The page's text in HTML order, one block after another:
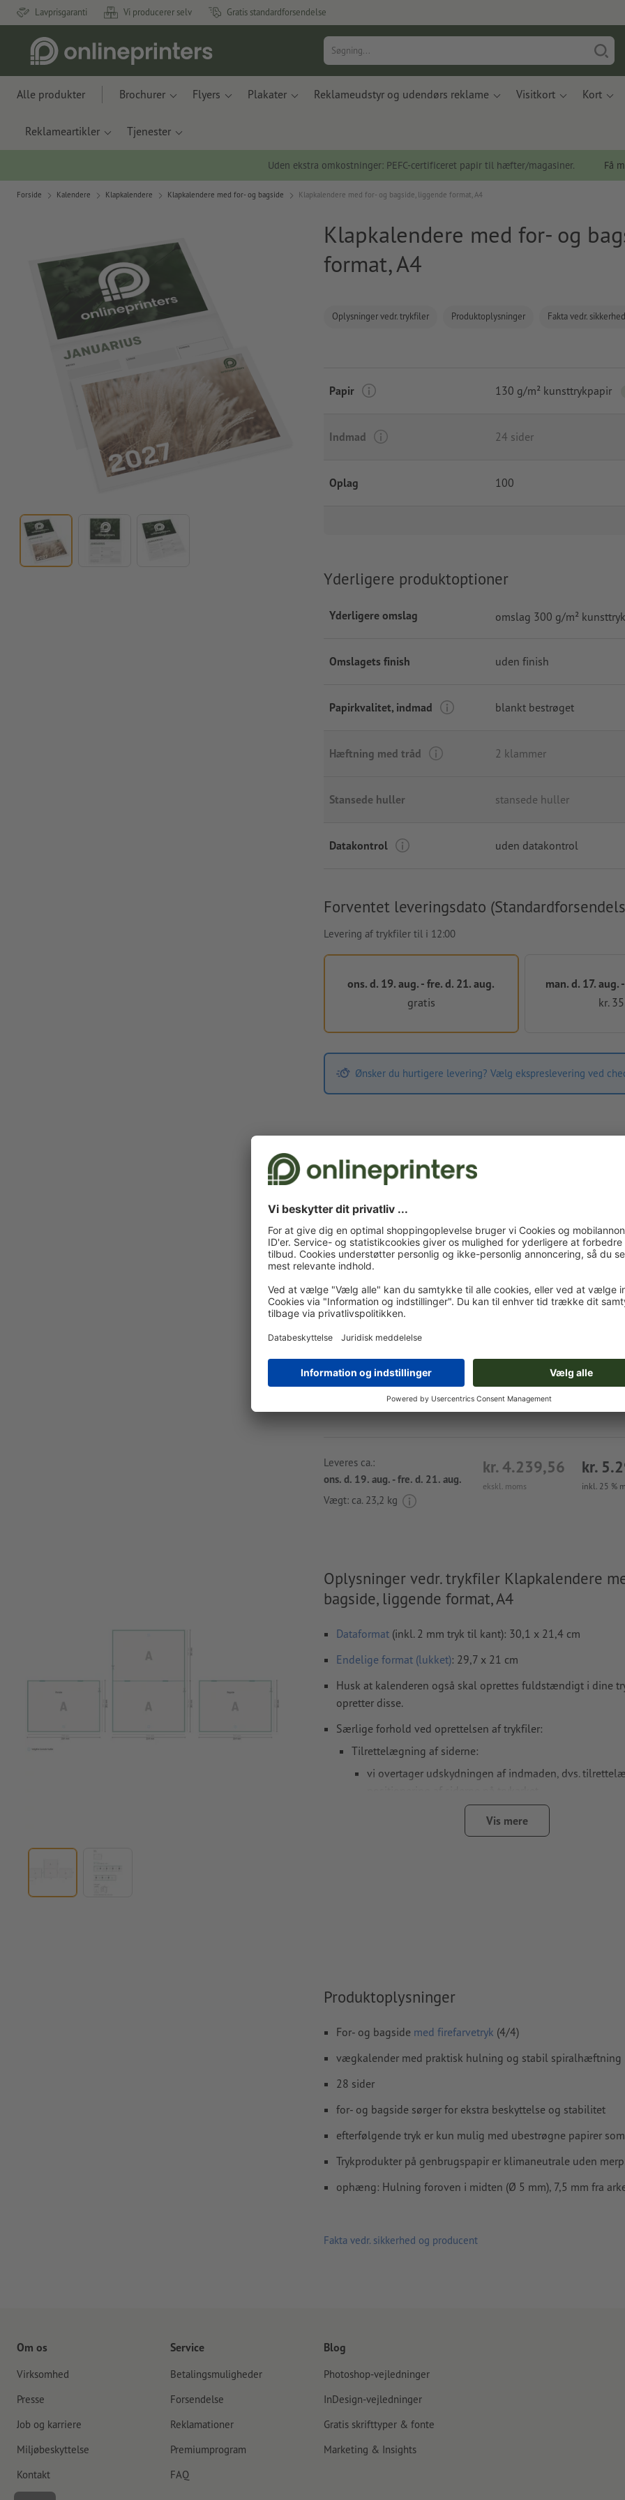
Lavprisgaranti Vi producerer selv Gratis standardforsendelse
Alle produkter Brochurer Flyers Plakater Reklameudstyr og udendørs reklame Visitkort Kort
Reklameartikler Tjenester
Uden ekstra omkostninger: PEFC-certificeret papir til hæfter/magasiner. Få
Forside Kalendere Klapkalendere Klapkalendere med for- og bagside Klapkalendere med for- og bagside, liggende format, A4
Klapkalendere med for- og
format, A4
Oplysninger vedr. trykfiler Produktoplysninger Fakta vedr.
Papir 130 g/m² kunsttrykpapir
Indmad 24 sider
Oplag 100
Yderligere produktoptioner
Yderligere omslag omslag 300 g/m²
Omslagets finish uden finish
Papirkvalitet, indmad blankt bestrøget
Hæftning med tråd 2 klammer
Stansede huller stansede huller
Datakontrol uden datakontrol
Forventet leveringsdato
Levering af trykfiler til i 12:00
ons. d. 19. aug. - fre. d. 21. aug.
gratis
man. d. 17. aug.
kr.
Ønsker du hurtigere levering? Vælg ekspreslevering ved
Mht. forarbejdning af trykdata gælder Aftale om behandling af
Du kan uploade dine trykfiler før eller efter du afslutter
Upload nu
ekskl. moms
kr. 4.239,56
inkl. 25 %
kr.
Leveres ca.:
ons. d. 19. aug. - fre. d. 21. aug.
Vægt: ca. 23,2 kg
Oplysninger vedr. trykfiler Klapkalendere
bagside, liggende format, A4
Dataformat (inkl. 2 mm tryk til kant): 30,1 x 21,4 cm
Endelige format (lukket): 29,7 x 21 cm
Husk at kalenderen også skal oprettes fuldstændigt i dine
opretter disse.
Særlige forhold ved oprettelsen af trykfiler:
Tilrettelægning af siderne:
vi overtager udskydningen af indmaden, dvs.
dertil har vi brug for en PDF-fil med fortløbende
Skrifttyperskal integreres helt eller konverteres til kurver
FOGRA52 (PSO Uncoated v3 FOGRA52) til ubestrøget papir
Vi kontrollerer ikke forstavefejl og/eller typografiske fejl
Vi kontrollerer ikke
Kommentarerslettes og trykkes ikke
Formularfeltetsindhold vil blive trykt
Hvordan opretter jeg udskriftsdata korrekt?
Vis mere
Produktoplysninger
For- og bagside med firefarvetryk (4/4)
vægkalender med praktisk hulning og stabil spiralhæftning
28 sider
for- og bagside sørger for ekstra beskyttelse og stabilitet
efterfølgende tryk er kun mulig med ubestrøgne papirer
Trykprodukter på genbrugspapir er klimaneutrale uden
ophæng: Hulning foroven i midten (Ø 5 mm), 7,5 mm fra
Fakta vedr. sikkerhed og producent
Om os
Virksomhed
Presse
Job og karriere
Miljøbeskyttelse
Kontakt
Service
Betalingsmuligheder
Forsendelse
Reklamationer
Premiumprogram
FAQ
Blog
Photoshop-vejledninger
InDesign-vejledninger
Gratis skrifttyper & fonte
Marketing & Insights